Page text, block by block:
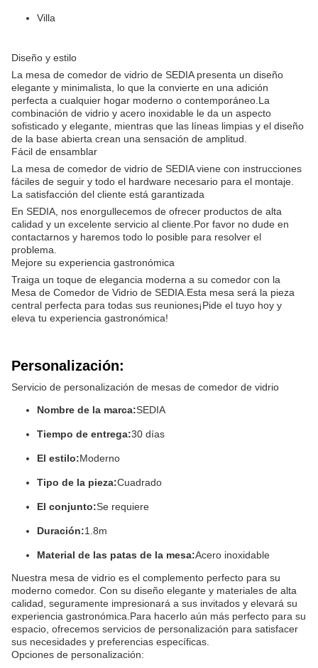
Villa
Diseño y estilo
La mesa de comedor de vidrio de SEDIA presenta un diseño
elegante y minimalista, lo que la convierte en una adición
perfecta a cualquier hogar moderno o contemporáneo.La
combinación de vidrio y acero inoxidable le da un aspecto
sofisticado y elegante, mientras que las líneas limpias y el diseño
de la base abierta crean una sensación de amplitud.
Fácil de ensamblar
La mesa de comedor de vidrio de SEDIA viene con instrucciones
fáciles de seguir y todo el hardware necesario para el montaje.
La satisfacción del cliente está garantizada
En SEDIA, nos enorgullecemos de ofrecer productos de alta
calidad y un excelente servicio al cliente.Por favor no dude en
contactarnos y haremos todo lo posible para resolver el
problema.
Mejore su experiencia gastronómica
Traiga un toque de elegancia moderna a su comedor con la
Mesa de Comedor de Vidrio de SEDIA.Esta mesa será la pieza
central perfecta para todas sus reuniones¡Pide el tuyo hoy y
eleva tu experiencia gastronómica!
Personalización:
Servicio de personalización de mesas de comedor de vidrio
Nombre de la marca:SEDIA
Tiempo de entrega:30 días
El estilo:Moderno
Tipo de la pieza:Cuadrado
El conjunto:Se requiere
Duración:1.8m
Material de las patas de la mesa:Acero inoxidable
Nuestra mesa de vidrio es el complemento perfecto para su
moderno comedor. Con su diseño elegante y materiales de alta
calidad, seguramente impresionará a sus invitados y elevará su
experiencia gastronómica.Para hacerlo aún más perfecto para su
espacio, ofrecemos servicios de personalización para satisfacer
sus necesidades y preferencias específicas.
Opciones de personalización: